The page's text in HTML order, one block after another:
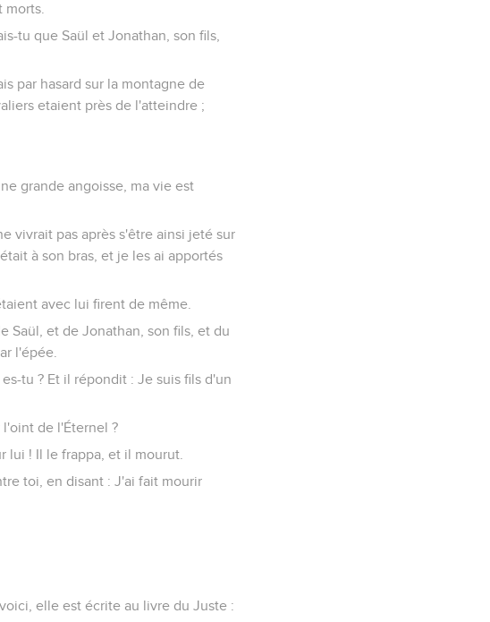
morts.
tu que Saül et Jonathan, son fils,
par hasard sur la montagne de
etaient près de l'atteindre ;
grande angoisse, ma vie est
vivrait pas après s'être ainsi jeté sur
à son bras, et je les ai apportés
avec lui firent de même.
Saül, et de Jonathan, son fils, et du
l'épée.
tu ? Et il répondit : Je suis fils d'un
l'oint de l'Éternel ?
lui ! Il le frappa, et il mourut.
toi, en disant : J'ai fait mourir
elle est écrite au livre du Juste :